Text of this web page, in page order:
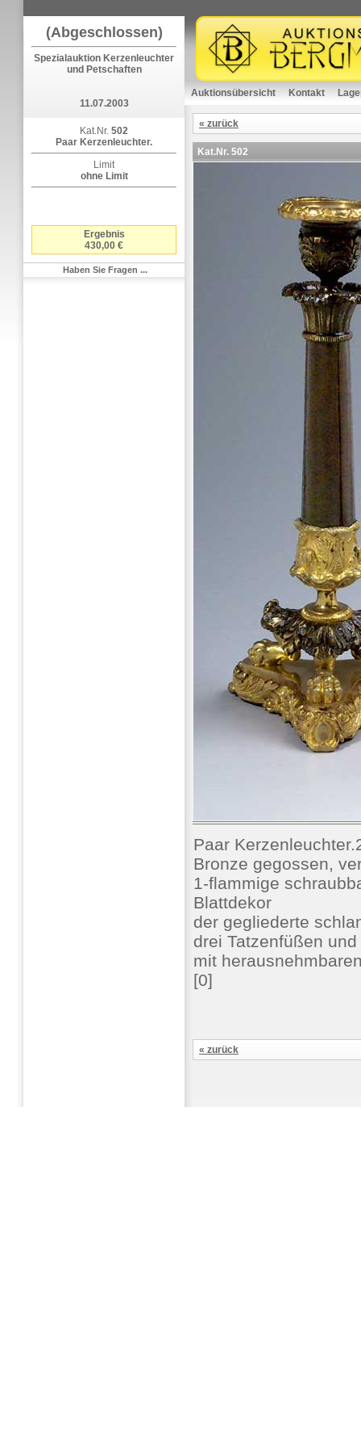
(Abgeschlossen)
Spezialauktion Kerzenleuchter
und Petschaften
11.07.2003
Kat.Nr. 502
Paar Kerzenleuchter.
Limit
ohne Limit
Ergebnis
430,00 €
Haben Sie Fragen ...
Auktionsübersicht Kontakt
« zurück
Kat.Nr. 502
Paar
Bronze gegossen,
1-flammige
Blattdekor
der gegliederte
drei Tatzenfüßen
mit
[0]
« zurück